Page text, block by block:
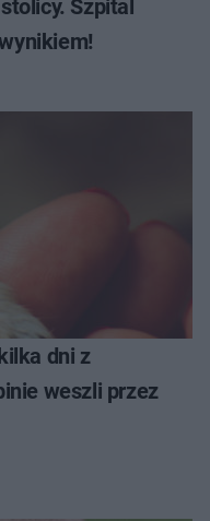
Szpital
dni z
weszli przez